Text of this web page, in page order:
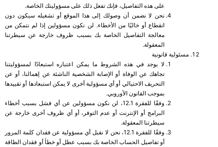
على هذه التفاصيل، فإنك تفعل ذلك على مسؤوليتك الخاصة.
نحن لا نضمن أن وصولك إلى هذا الموقع أو تشغيله سيكون دون
انقطاع أو خاليًا من الأخطاء. لن نكون مسؤولين إذا لم نتمكن من
معالجة التفاصيل الخاصة بك بسبب ظروف خارجة عن سيطرتنا
المعقولة.
مسئولية قانونية
لا يوجد في هذه الشروط ما يمكن اعتباره استبعادًا لمسؤوليتنا
تجاهك عن الوفاة أو الإصابة الشخصية الناشئة عن إهمالنا، أو عن
التحريف الاحتيالي أو أي مسؤولية أخرى لا يمكن استبعادها أو تقييدها
بموجب القانون الأوروبي.
وفقًا للفقرة 12.1، لن نكون مسؤولين عن أي فشل بسبب أخطاء
البرامج أو الإنترنت أو عدم التوفر، أو أي ظروف أخرى خارجة عن
سيطرتنا المعقولة.
وفقًا للفقرة 12.1، نحن لا نقبل أي مسؤولية عن فقدان كلمة المرور
أو تفاصيل الحساب الخاصة بك بسبب عطل أو خطأ أو فقدان الطاقة